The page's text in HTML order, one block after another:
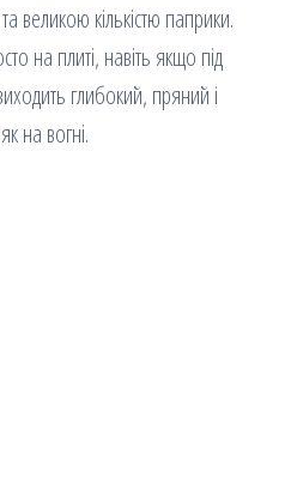
великою кількістю паприки.
на плиті, навіть якщо під
глибокий, пряний і
на вогні.